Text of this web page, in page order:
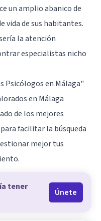
un amplio abanico de
vida de sus habitantes.
la atención
especialistas nicho
Psicólogos en Málaga"
en Málaga
de los mejores
facilitar la búsqueda
mejor tus
tener
Únete